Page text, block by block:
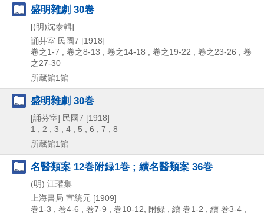
盛明雜劇 30卷
[(明)沈泰輯]
誦芬室 民國7 [1918]
卷之1-7 , 卷之8-13 , 卷之14-18 , 卷之19-22 , 卷之23-26 , 卷
之27-30
所蔵館1館
盛明雜劇 30巻
[誦芬室] 民國7 [1918]
1 , 2 , 3 , 4 , 5 , 6 , 7 , 8
所蔵館1館
名醫類案 12巻附録1巻 ; 續名醫類案 36巻
(明) 江瓘集
上海書局 宣統元 [1909]
巻1-3 , 巻4-6 , 巻7-9 , 巻10-12, 附録 , 續 巻1-2 , 續 巻3-4 ,